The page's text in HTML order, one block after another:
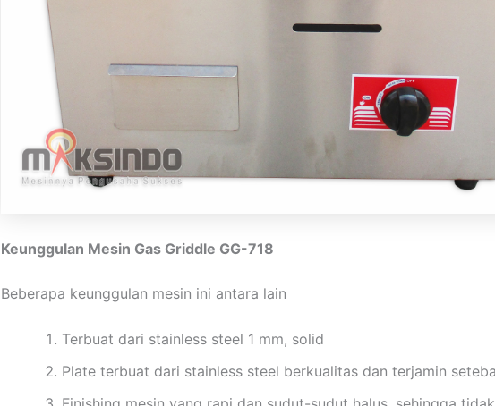
Keunggulan Mesin Gas Griddle GG-718
Beberapa keunggulan mesin ini antara lain
Terbuat dari stainless steel 1 mm, solid
Plate terbuat dari stainless steel berkualitas dan terjamin